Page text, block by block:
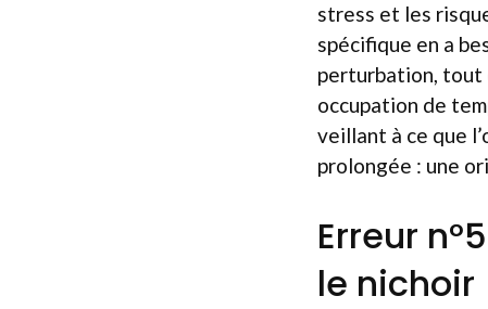
stress et les
spécifique en a
perturbation, tout
occupation de
veillant à ce que
prolongée : une
Erreur
le nichoir